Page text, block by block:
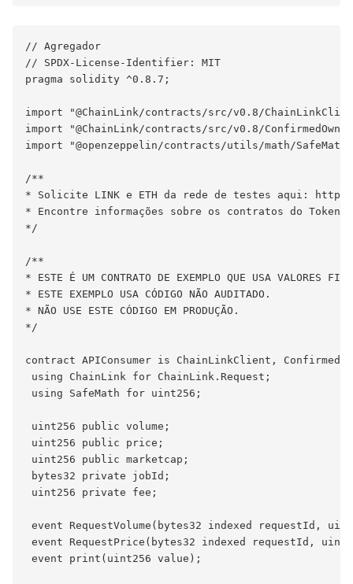
// Agregador
// SPDX-License-Identifier: MIT
pragma solidity ^0.8.7;
import "@ChainLink/contracts/src/v0.8/
import "@ChainLink/contracts/src/v0.8/
import "@openzeppelin/contracts/utils/math/
/**
* Solicite LINK e ETH da rede de testes aqui:
* Encontre informações sobre os contratos do
*/
/**
* ESTE É UM CONTRATO DE EXEMPLO QUE USA VALORES
* ESTE EXEMPLO USA CÓDIGO NÃO AUDITADO.
* NÃO USE ESTE CÓDIGO EM PRODUÇÃO.
*/
contract APIConsumer is ChainLinkClient,
using ChainLink for ChainLink.Request;
using SafeMath for uint256;
uint256 public volume;
uint256 public price;
uint256 public marketcap;
bytes32 private jobId;
uint256 private fee;
event RequestVolume(bytes32 indexed requestId,
event RequestPrice(bytes32 indexed requestId,
event print(uint256 value);